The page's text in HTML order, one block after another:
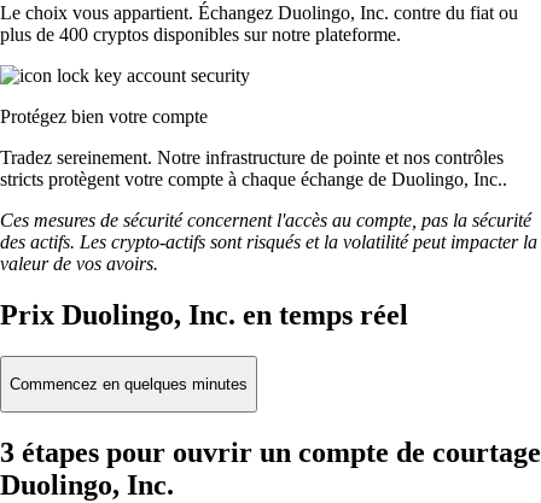
Le choix vous appartient. Échangez Duolingo, Inc. contre du fiat ou
plus de 400 cryptos disponibles sur notre plateforme.
Protégez bien votre compte
Tradez sereinement. Notre infrastructure de pointe et nos contrôles
stricts protègent votre compte à chaque échange de Duolingo, Inc..
Ces mesures de sécurité concernent l'accès au compte, pas la sécurité
des actifs. Les crypto-actifs sont risqués et la volatilité peut impacter la
valeur de vos avoirs.
Prix Duolingo, Inc. en temps réel
Commencez en quelques minutes
3 étapes pour ouvrir un compte de courtage
Duolingo, Inc.